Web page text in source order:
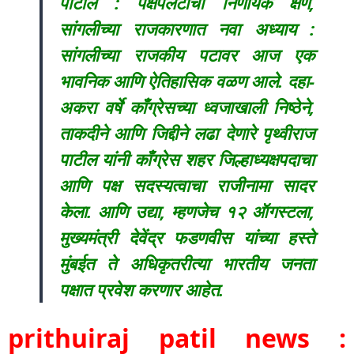
सांगलीच्या राजकारणात नवा अध्याय :
सांगलीच्या राजकीय पटावर आज एक
भावनिक आणि ऐतिहासिक वळण आले. दहा-
अकरा वर्षे काँग्रेसच्या ध्वजाखाली निष्ठेने,
ताकदीने आणि जिद्दीने लढा देणारे पृथ्वीराज
पाटील यांनी काँग्रेस शहर जिल्हाध्यक्षपदाचा
आणि पक्ष सदस्यत्वाचा राजीनामा सादर
केला. आणि उद्या, म्हणजेच १२ ऑगस्टला,
मुख्यमंत्री देवेंद्र फडणवीस यांच्या हस्ते
मुंबईत ते अधिकृतरीत्या भारतीय जनता
पक्षात प्रवेश करणार आहेत.
prithuiraj patil news :